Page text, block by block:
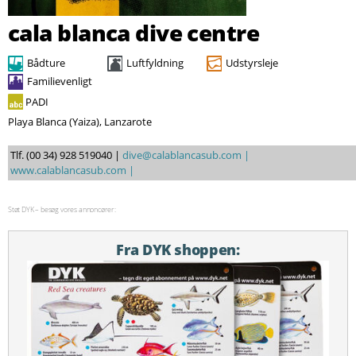
cala blanca dive centre
Bådture Luftfyldning
Udstyrsleje
Familievenligt
PADI
Playa Blanca (Yaiza), Lanzarote
Tlf. (00 34) 928 519040 | dive@calablancasub.com |
www.calablancasub.com |
Støt DYK – besøg vores annoncører:
Fra DYK shoppen: